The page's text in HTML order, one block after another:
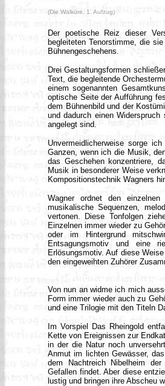
(Die Walküre, 1. Aufzug)
Der poetische Reiz dieser
begleiteten Tenorstimme, die
Bühnengeschehens.
Drei Gestaltungsformen
Text, die begleitende
einem sogenannten
optische Seite der Aufführung
dem Bühnenbild und der
und dadurch einen
angelegt sind.
Unvermeidlicherweise sorge
Ganzen, wenn ich die Musik,
das Geschehen konzentriere,
Musik in besonderer Weise
Kompositionstechnik Wagners
Wagner ordnet den
musikalische Sequenzen,
vertonen. Diese Tonfolgen
Einzelnen immer wieder zu
oder im Hintergrund
Entsagungsmotiv und eine
Erlösungsmotiv. Auf diese
den eingeweihten Zuhörer
Von nun an widme ich mich
Form immer wieder auch zu
und eine Trilogie mit den Titeln
Im Vorspiel Das Rheingold
Kette von Ereignissen zur
in der die Natur noch
Anmut im lichten Gewässer,
dem Nachtreich Nibelheim
Gefallen findet. Aber diese
lustig und bringen ihre Abscheu